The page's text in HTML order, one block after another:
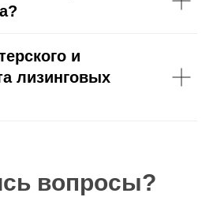
и
лизинговых
вопросы?